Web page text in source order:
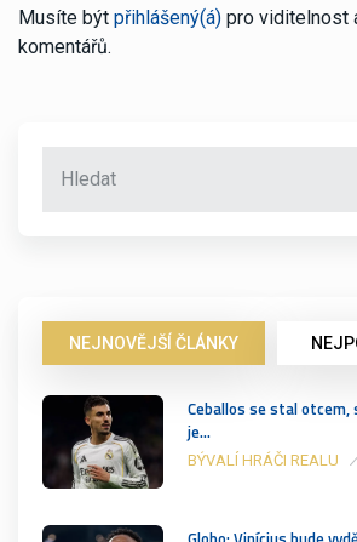
Musíte být přihlášený(á) pro viditelnost
komentářů.
NEJNOVĚJŠÍ ČLÁNKY
Ceballos se stal
je…
BÝVALÍ HRÁČI REALU